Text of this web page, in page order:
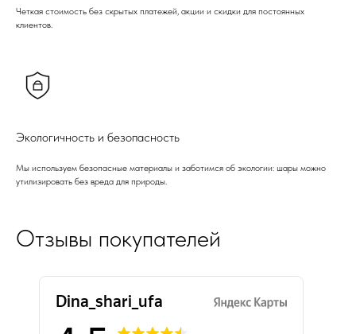
Четкая стоимость без скрытых платежей, акции и скидки для постоянных
клиентов.
Экологичность и безопасность
Мы используем безопасные материалы и заботимся об экологии: шары можно
утилизировать без вреда для природы.
Отзывы покупателей